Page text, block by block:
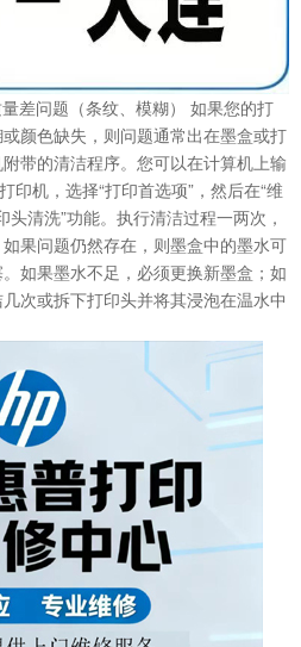
差问题（条纹、模糊） 如果您的打
颜色缺失，则问题通常出在墨盒或打
带的清洁程序。您可以在计算机上输
印机，选择“打印首选项”，然后在“维
头清洗”功能。执行清洁过程一两次，
果问题仍然存在，则墨盒中的墨水可
如果墨水不足，必须更换新墨盒；如
次或拆下打印头并将其浸泡在温水中